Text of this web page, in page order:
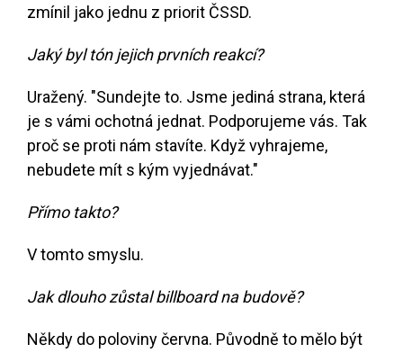
zmínil jako jednu z priorit ČSSD.
Jaký byl tón jejich prvních reakcí?
Uražený. "Sundejte to. Jsme jediná strana, která
je s vámi ochotná jednat. Podporujeme vás. Tak
proč se proti nám stavíte. Když vyhrajeme,
nebudete mít s kým vyjednávat."
Přímo takto?
V tomto smyslu.
Jak dlouho zůstal billboard na budově?
Někdy do poloviny června. Původně to mělo být